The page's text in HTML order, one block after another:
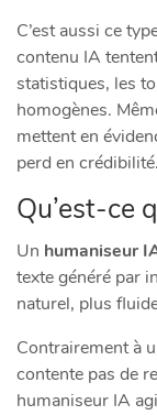
C’est aussi ce
contenu IA
statistiques, les
homogènes.
mettent en
perd en crédibilité.
Qu’est-ce
Un humaniseur
texte généré par
naturel, plus
Contrairement à
contente pas de
humaniseur IA